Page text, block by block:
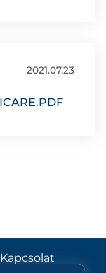
2021.07.23
Kapcsolat